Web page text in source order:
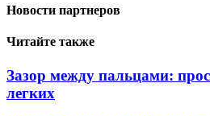
Новости партнеров
Читайте также
Зазор между пальцами:
легких